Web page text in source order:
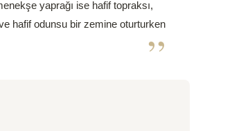
yaprağı ise hafif topraksı,
hafif odunsu bir zemine oturturken
”